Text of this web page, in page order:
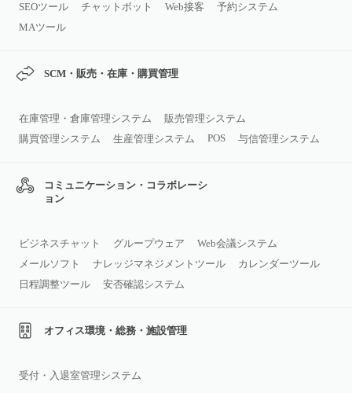
SEOツール
チャットボット Web接客
予約システム
MAツール
SCM・販売・在庫・購買管理
在庫管理・倉庫管理システム
販売管理システム
購買管理システム
生産管理システム POS 与信管理システム
コミュニケーション・コラボレーシ
ョン
ビジネスチャット グループウェア
Web会議システム
メールソフト
ナレッジマネジメントツール
カレンダーツール
日程調整ツール
安否確認システム
オフィス環境・総務・施設管理
受付・入退室管理システム